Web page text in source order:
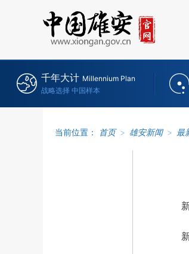
千年大计 Millennium Plan
战略选择 中国样本
当前位置： 首页 > 雄安新闻 > 最
新
新